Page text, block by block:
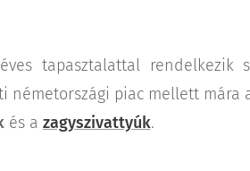
tapasztalattal rendelkezik
németországi piac mellett mára
és a zagyszivattyúk.